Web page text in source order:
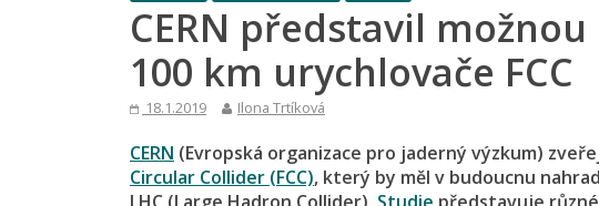
CERN představil
100 km urychlovače FCC
18.1.2019 Ilona Trtíková
CERN (Evropská organizace pro jaderný výzkum)
Circular Collider (FCC), který by měl v budoucnu